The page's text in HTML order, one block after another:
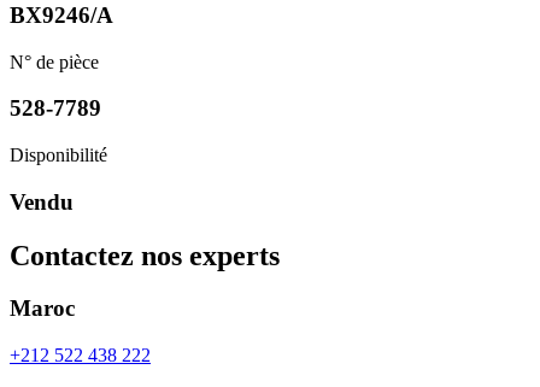
BX9246/A
N° de pièce
528-7789
Disponibilité
Vendu
Contactez nos experts
Maroc
+212 522 438 222